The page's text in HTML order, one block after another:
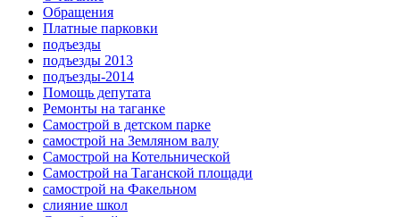
Обращения
Платные парковки
подъезды
подъезды 2013
подъезды-2014
Помощь депутата
Ремонты на таганке
Самострой в детском парке
самострой на Земляном валу
Самострой на Котельнической
Самострой на Таганской площади
самострой на Факельном
слияние школ